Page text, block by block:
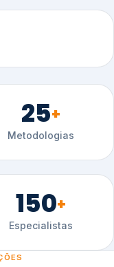
25+
Metodologias
150+
Especialistas